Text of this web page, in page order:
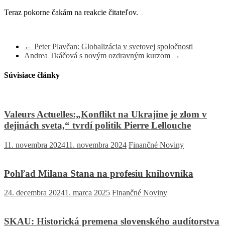
Teraz pokorne čakám na reakcie čitateľov.
← Peter Plavčan: Globalizácia v svetovej spoločnosti
Andrea Tkáčová s novým ozdravným kurzom →
Súvisiace články
Valeurs Actuelles:„Konflikt na Ukrajine je zlom v
dejinách sveta,“ tvrdí politik Pierre Lellouche
11. novembra 202411. novembra 2024 Finančné Noviny
Pohľad Milana Stana na profesiu knihovníka
24. decembra 20241. marca 2025 Finančné Noviny
SKAU: Historická premena slovenského audítorstva